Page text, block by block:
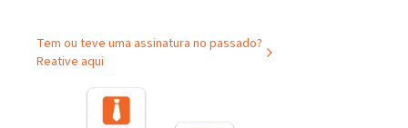
Tem ou teve uma assinatura no passado?
Reative aqui